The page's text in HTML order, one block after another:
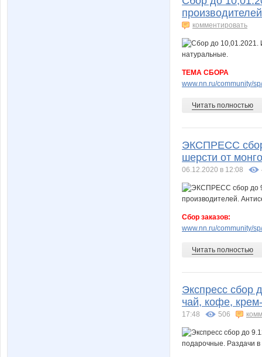
комментировать
ТЕМА СБОРА
www.nn.ru/community/
Читать полностью
ЭКСПРЕСС сбор
шерсти от
06.12.2020 в 12:08
Сбор заказов:
www.nn.ru/community/
Читать полностью
Экспресс сбор
чай, кофе,
17:48 506